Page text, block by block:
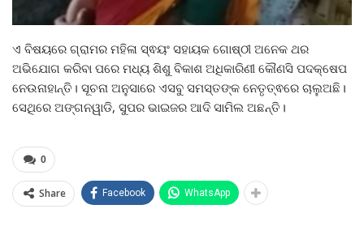
ଏ ବିଷୟରେ ଗ୍ରାମର ମହିଳା ସ୍ଵୟଂ ସହାୟକ ଗୋଷ୍ଠୀ ଅନେକ ଥର
ଅଭିଯୋଗ କରିବା ପରେ ମଧ୍ୟ ଶିଶୁ ବିକାଶ ଅଧିକାରିଣୀ କୌଣସି ପଦକ୍ଷେପ
ନେଉନାହାନ୍ତି। ସୂଚନା ଅନୁସାରେ ଏସବୁ ସମସ୍ତଙ୍କ ନେତୃତ୍ଵରେ ଚାଲୁଅଛି।
ସେଥିରେ ଅଙ୍ଗନୱାଡି, ସୁପର ଭାଇଜର ଆଦି ସାମିଲ ଅଛନ୍ତି।
0
Share Facebook WhatsApp